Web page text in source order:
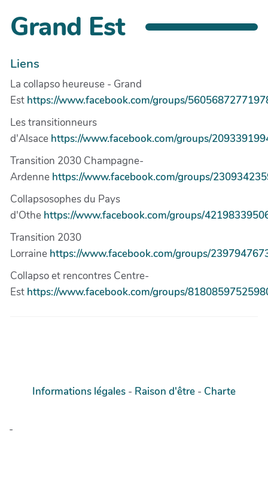
Grand Est
Liens
La collapso heureuse - Grand
Est https://www.facebook.com/groups/
Les transitionneurs
d'Alsace https://www.facebook.com/groups/
Transition 2030 Champagne-
Ardenne https://www.facebook.com/groups/
Collapsosophes du Pays
d'Othe https://www.facebook.com/groups/
Transition 2030
Lorraine https://www.facebook.com/groups/
Collapso et rencontres Centre-
Est https://www.facebook.com/groups/
Informations légales - Raison d'être - Charte
-